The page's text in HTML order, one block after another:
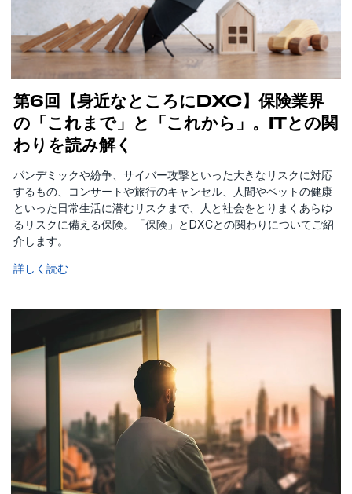
第6回【身近なところにDXC】保険業界
の「これまで」と「これから」。ITとの関
わりを読み解く
パンデミックや紛争、サイバー攻撃といった大きなリスクに対応
するもの、コンサートや旅行のキャンセル、人間やペットの健康
といった日常生活に潜むリスクまで、人と社会をとりまくあらゆ
るリスクに備える保険。「保険」とDXCとの関わりについてご紹
介します。
詳しく読む